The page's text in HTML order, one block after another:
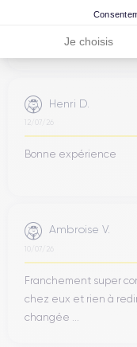
Je choisis
Merci beaucoup à
neuf comme la
Henri D.
12/07/26
Bonne expérience
Ambroise V.
10/07/26
Franchement super
chez eux et rien à
changée ...